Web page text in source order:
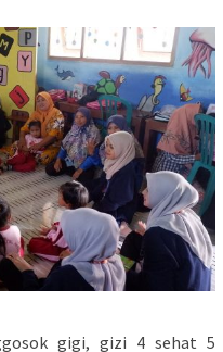
gigi, gizi 4 sehat 5